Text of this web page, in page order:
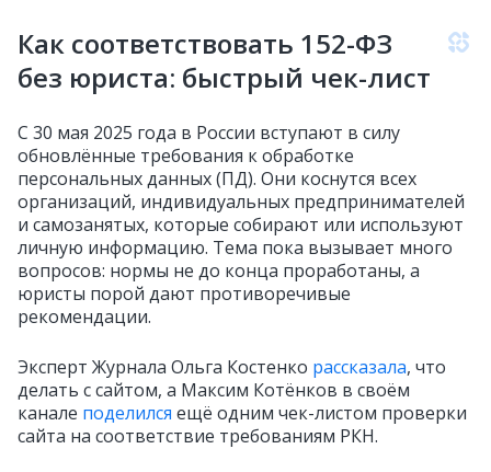
Как соответствовать 152-ФЗ
без юриста: быстрый чек-лист
С 30 мая 2025 года в России вступают в силу
обновлённые требования к обработке
персональных данных (ПД). Они коснутся всех
организаций, индивидуальных предпринимателей
и самозанятых, которые собирают или используют
личную информацию. Тема пока вызывает много
вопросов: нормы не до конца проработаны, а
юристы порой дают противоречивые
рекомендации.
Эксперт Журнала Ольга Костенко рассказала, что
делать с сайтом, а Максим Котёнков в своём
канале поделился ещё одним чек-листом проверки
сайта на соответствие требованиям РКН.